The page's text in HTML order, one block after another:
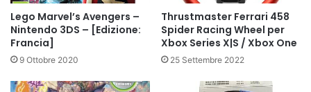
Lego Marvel’s Avengers –
Nintendo 3DS – [Edizione:
Francia]
9 Ottobre 2020
Thrustmaster Ferrari 458
Spider Racing Wheel per
Xbox Series X|S / Xbox One
25 Settembre 2022